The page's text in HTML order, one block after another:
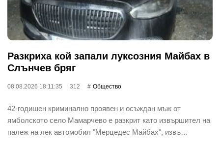
Разкриха кой запали луксозния Майбах в
Слънчев бряг
08.08.2026 18:11:35 312 Общество
42-годишен криминално проявен и осъждан мъж от
ямболското село Мамарчево е разкрит като извършител на
палеж на лек автомобил "Мерцедес Майбах", извъ…